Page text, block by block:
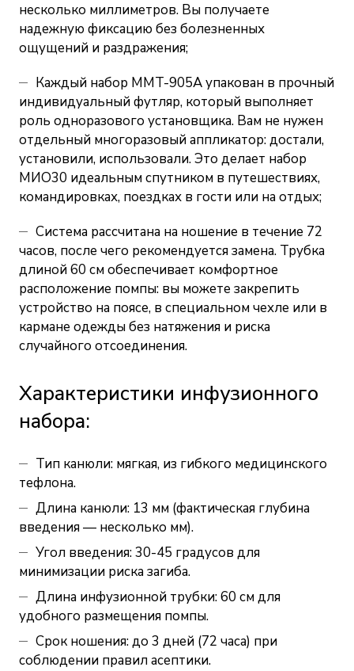
несколько миллиметров. Вы получаете
надежную фиксацию без болезненных
ощущений и раздражения;
Каждый набор MMT-905А упакован в прочный
индивидуальный футляр, который выполняет
роль одноразового установщика. Вам не нужен
отдельный многоразовый аппликатор: достали,
установили, использовали. Это делает набор
МИО30 идеальным спутником в путешествиях,
командировках, поездках в гости или на отдых;
Система рассчитана на ношение в течение 72
часов, после чего рекомендуется замена. Трубка
длиной 60 см обеспечивает комфортное
расположение помпы: вы можете закрепить
устройство на поясе, в специальном чехле или в
кармане одежды без натяжения и риска
случайного отсоединения.
Характеристики инфузионного
набора:
Тип канюли: мягкая, из гибкого медицинского
тефлона.
Длина канюли: 13 мм (фактическая глубина
введения — несколько мм).
Угол введения: 30-45 градусов для
минимизации риска загиба.
Длина инфузионной трубки: 60 см для
удобного размещения помпы.
Срок ношения: до 3 дней (72 часа) при
соблюдении правил асептики.